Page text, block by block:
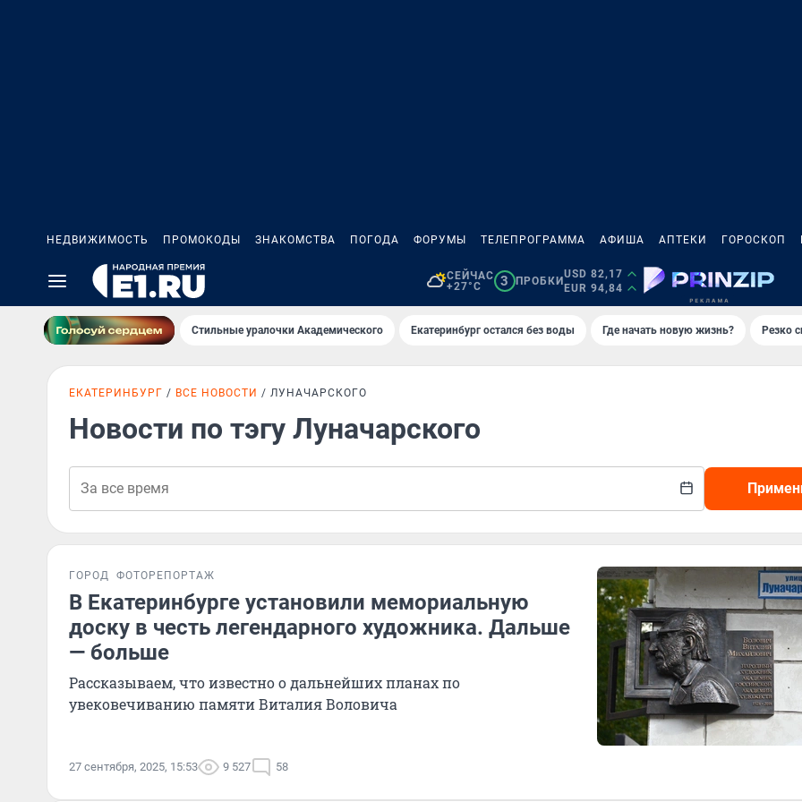
НЕДВИЖИМОСТЬ ПРОМОКОДЫ ЗНАКОМСТВА ПОГОДА ФОРУМЫ ТЕЛЕПРОГРАММА АФИША АПТЕКИ ГОРОСКОП
СЕЙЧАС
+27°C
3 ПРОБКИ
USD 82,17
EUR 94,84
Стильные уралочки Академического Екатеринбург остался без воды Где начать новую жизнь? Резко
ЕКАТЕРИНБУРГ ВСЕ НОВОСТИ ЛУНАЧАРСКОГО
Новости по тэгу Луначарского
ГОРОД ФОТОРЕПОРТАЖ
В Екатеринбурге установили мемориальную
доску в честь легендарного художника. Дальше
— больше
Рассказываем, что известно о дальнейших планах по
увековечиванию памяти Виталия Воловича
27 сентября, 2025, 15:53 9 527 58